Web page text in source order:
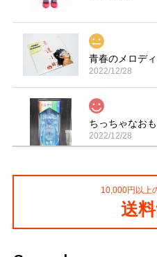
2022/12/28
ちっちゃなお
2022/12/28
2021/11/13
10,000円以上
送